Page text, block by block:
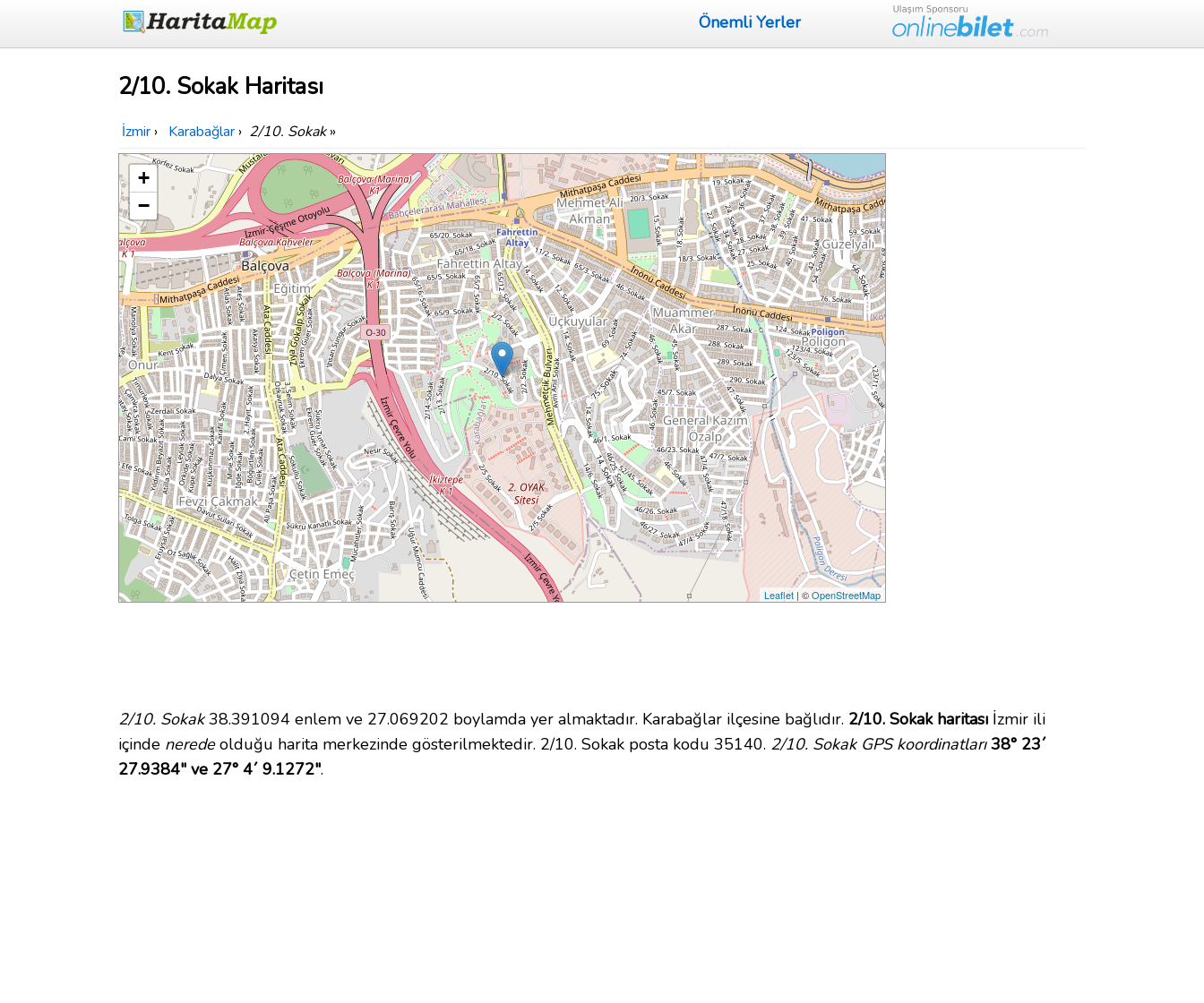
Önemli Yerler
2/10. Sokak Haritası
İzmir › Karabağlar › 2/10. Sokak»
+
−
Leaflet | ©OpenStreetMap
2/10. Sokak38.391094 enlem ve 27.069202 boylamda yer almaktadır. Karabağlar ilçesine bağlıdır. 2/10. Sokak haritası İzmir ili
içinde neredeolduğu harita merkezinde gösterilmektedir. 2/10. Sokak posta kodu 35140. 2/10. Sokak GPS koordinatları 38° 23´
27.9384" ve 27° 4´ 9.1272".